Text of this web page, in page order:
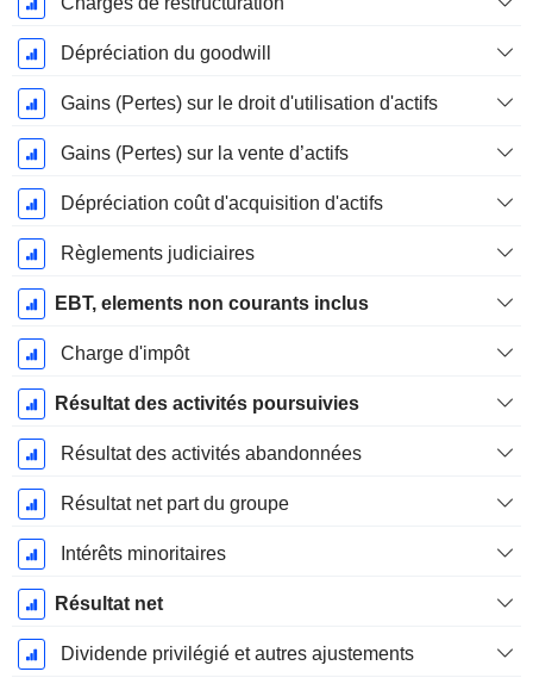
Dépréciation du goodwill
Gains (Pertes) sur le droit d'utilisation d'actifs
Gains (Pertes) sur la vente d’actifs
Dépréciation coût d'acquisition d'actifs
Règlements judiciaires
EBT, elements non courants inclus
Charge d'impôt
Résultat des activités poursuivies
Résultat des activités abandonnées
Résultat net part du groupe
Intérêts minoritaires
Résultat net
Dividende privilégié et autres ajustements